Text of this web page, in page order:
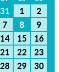
31 1
2
7 8
9
14 15
16
21 22
23
28 29
30